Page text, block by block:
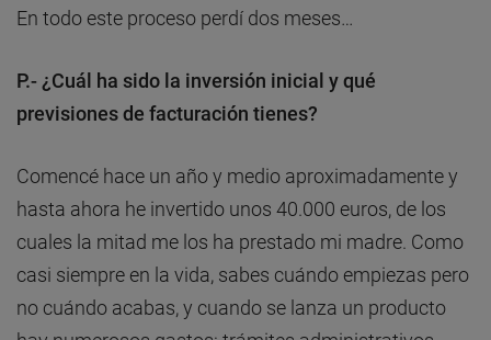
En todo este proceso perdí dos meses…
P.- ¿Cuál ha sido la inversión inicial y qué
previsiones de facturación tienes?
Comencé hace un año y medio aproximadamente y
hasta ahora he invertido unos 40.000 euros, de los
cuales la mitad me los ha prestado mi madre. Como
casi siempre en la vida, sabes cuándo empiezas pero
no cuándo acabas, y cuando se lanza un producto